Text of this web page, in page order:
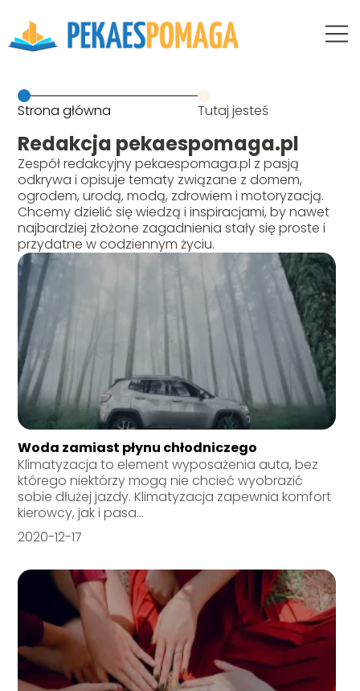
Strona główna Tutaj jesteś
Redakcja pekaespomaga.pl
Zespół redakcyjny pekaespomaga.pl z pasją
odkrywa i opisuje tematy związane z domem,
ogrodem, urodą, modą, zdrowiem i motoryzacją.
Chcemy dzielić się wiedzą i inspiracjami, by nawet
najbardziej złożone zagadnienia stały się proste i
przydatne w codziennym życiu.
Woda zamiast płynu chłodniczego
Klimatyzacja to element wyposażenia auta, bez
którego niektórzy mogą nie chcieć wyobrazić
sobie dłużej jazdy. Klimatyzacja zapewnia komfort
kierowcy, jak i pasa...
2020-12-17